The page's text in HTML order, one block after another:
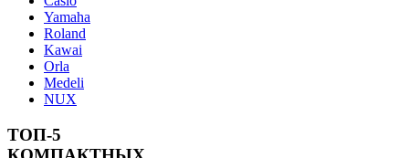
Yamaha
Roland
Kawai
Orla
Medeli
NUX
ТОП-5